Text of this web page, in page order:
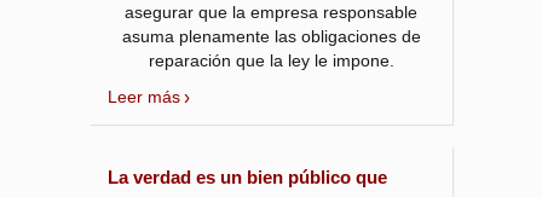
asegurar que la empresa responsable
asuma plenamente las obligaciones de
reparación que la ley le impone.
Leer más
La verdad es un bien público que